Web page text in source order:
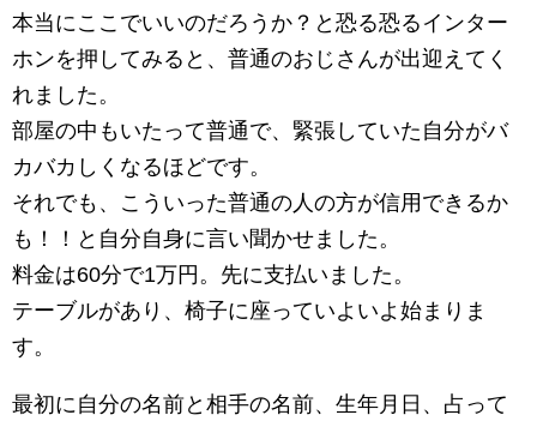
本当にここでいいのだろうか？と恐る恐るインター
ホンを押してみると、普通のおじさんが出迎えてく
れました。
部屋の中もいたって普通で、緊張していた自分がバ
カバカしくなるほどです。
それでも、こういった普通の人の方が信用できるか
も！！と自分自身に言い聞かせました。
料金は60分で1万円。先に支払いました。
テーブルがあり、椅子に座っていよいよ始まりま
す。
最初に自分の名前と相手の名前、生年月日、占って